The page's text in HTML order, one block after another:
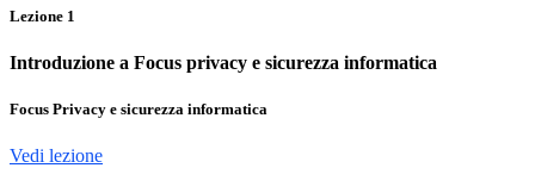
Lezione 1
Introduzione a Focus privacy e sicurezza informatica
Focus Privacy e sicurezza informatica
Vedi lezione